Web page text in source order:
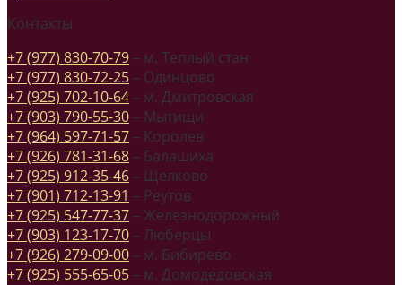
Контакты
+7 (977) 830-70-79 – м. Теплый стан
+7 (977) 830-72-25 – Одинцово
+7 (925) 702-10-64 – м. Дмитровская
+7 (903) 790-55-30 – Мытищи
+7 (964) 597-71-57 – Королев
+7 (926) 781-31-68 – Балашиха
+7 (925) 912-35-46 – Щелково
+7 (901) 712-13-91 – Реутов
+7 (925) 547-77-37 – Железнодорожный
+7 (903) 123-17-70 – Люберцы
+7 (926) 279-09-00 – м. Бибирево
+7 (925) 555-65-05 – м. Домодедовская